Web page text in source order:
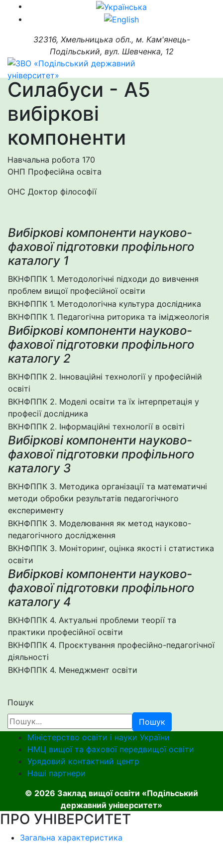
32316, Хмельницька обл., м. Кам'янець-
Подільський, вул. Шевченка, 12
Силабуси - А5
вибіркові
компоненти
Навчальна робота 170
ОНП Професійна освіта
ОНС Доктор філософії
Вибіркові компоненти науково-
фахової підготовки профільного
каталогу 1
ВКНФППК 1. Методологічні підходи до вивчення
проблем вищої професійної освіти
ВКНФППК 1. Методологічна культура дослідника
ВКНФППК 1. Педагогічна риторика та іміджеологія
Вибіркові компоненти науково-
фахової підготовки профільного
каталогу 2
ВКНФППК 2. Інноваційні технології у професійній
освіті
ВКНФППК 2. Моделі освіти та їх інтерпретація у
професії дослідника
ВКНФППК 2. Інформаційні технології в освіті
Вибіркові компоненти науково-
фахової підготовки профільного
каталогу 3
ВКНФППК 3. Методика організації та математичні
методи обробки результатів педагогічного
експерименту
ВКНФППК 3. Моделювання як метод науково-
педагогічного дослідження
ВКНФППК 3. Моніторинг, оцінка якості і статистика
освіти
Вибіркові компоненти науково-
фахової підготовки профільного
каталогу 4
ВКНФППК 4. Актуальні проблеми теорії та
практики професійної освіти
ВКНФППК 4. Проєктування професійно-педагогічної
діяльності
ВКНФППК 4. Менеджмент освіти
Пошук
Пошук
Міністерство освіти і науки України
НМЦ вищої та фахової передвищої освіти
Урядовий контактний центр
Наші партнери
© 2026 Заклад вищої освіти «Подільський
державний університет»
ПРО УНІВЕРСИТЕТ
Загальна характеристика